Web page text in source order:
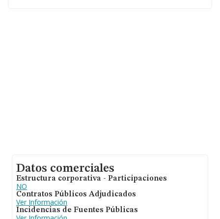
Datos comerciales
Estructura corporativa - Participaciones
NO
Contratos Públicos Adjudicados
Ver Información
Incidencias de Fuentes Públicas